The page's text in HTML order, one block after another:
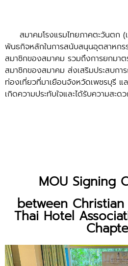
สมาคมโรงแรมไทยภาคตะวันตก (
พันธกิจหลักในการสนับสนุนอุตสาหกร
สมาชิกของสมาคม รวมถึงการยกมาต
สมาชิกของสมาคม ส่งเสริมประสบกา
ท่องเที่ยวที่มาเยือนจังหวัดเพชรบุรี แ
เกิดความประทับใจและได้รับความสะ
MOU Signing
between
Thai Hotel